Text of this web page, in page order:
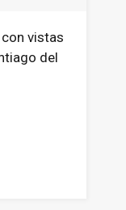
vistas
del